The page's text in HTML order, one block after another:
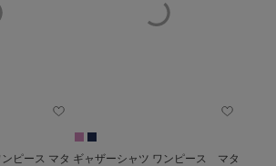
ピース マタ ギャザーシャツ ワンピース マタ